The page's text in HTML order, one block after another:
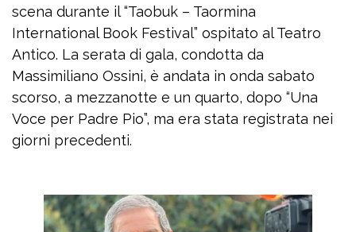
scena durante il “Taobuk – Taormina
International Book Festival” ospitato al Teatro
Antico. La serata di gala, condotta da
Massimiliano Ossini, è andata in onda sabato
scorso, a mezzanotte e un quarto, dopo “Una
Voce per Padre Pio”, ma era stata registrata nei
giorni precedenti.